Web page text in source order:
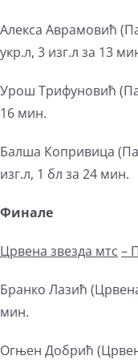
Алекса Аврамовић
укр.л, 3 изг.л за 13
Урош Трифуновић
16 мин.
Балша Копривица
изг.л, 1 бл за 24 мин.
Финале
Црвена звезда мтс –
Бранко Лазић
мин.
Огњен Добрић